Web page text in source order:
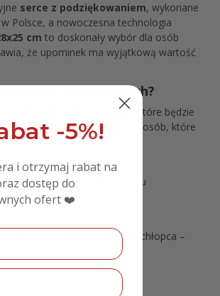
serce z podziękowaniem, wykonane
Polsce, a nowoczesna technologia
cm to doskonały wybór dla osób
że upominek ma wyjątkową wartość
rodziców chrzestnych?
eleganckie podziękowanie, które będzie
to doskonały wybór dla osób, które
się jedyny w swoim rodzaju
stworzoną specjalnie dla chłopca –
-5%!
i otrzymaj rabat na
dostęp do
ofert ❤️